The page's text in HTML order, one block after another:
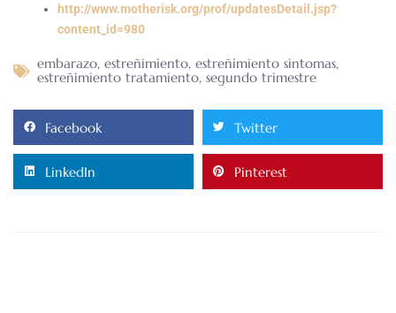
http://www.motherisk.org/prof/updatesDetail.jsp?
content_id=980
embarazo, estreñimiento, estreñimiento sintomas,
estreñimiento tratamiento, segundo trimestre
Facebook Twitter
LinkedIn Pinterest